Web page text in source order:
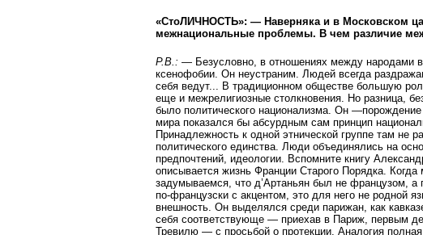
«СтоЛИЧНОСТЬ»: — Наверняка и в Московском
межнациональные проблемы. В чем различие
Р.В.: — Безусловно, в отношениях между народами
ксенофобии. Он неустраним. Людей всегда
себя ведут... В традиционном обществе большую
еще и межрелигиозные столкновения. Но разница,
было политического национализма. Он
мира показался бы абсурдным сам принцип
Принадлежность к одной этнической группе там не
политического единства. Люди объединялись на
предпочтений, идеологии. Вспомните книгу
описывается жизнь Франции Старого Порядка.
задумываемся, что д’Артаньян был не французом, а
по-французски с акцентом, это для него не родной
внешность. Он выделялся среди парижан, как
себя соответствующе — приехав в Париж, первым
Тревилю — с просьбой о протекции. Аналогия